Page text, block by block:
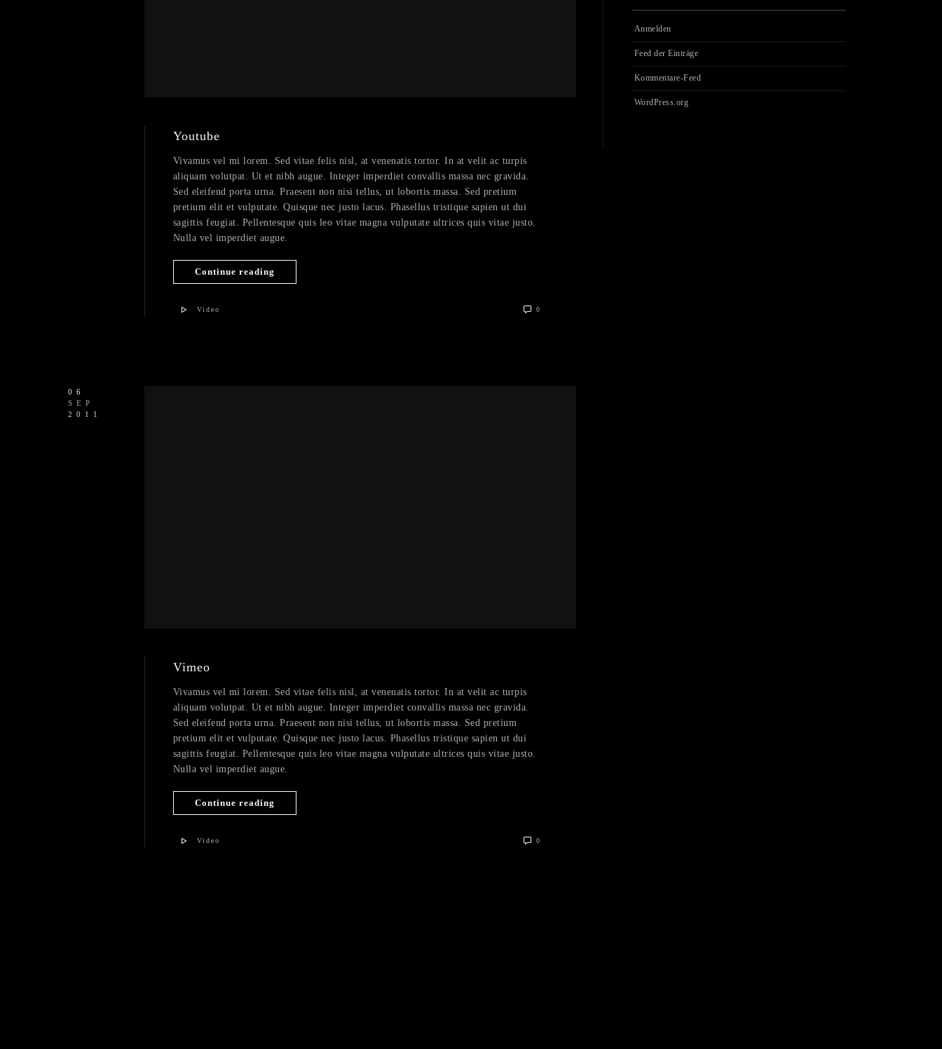
Youtube
Vivamus vel mi lorem. Sed vitae felis nisl, at venenatis tortor. In at velit ac turpis
aliquam volutpat. Ut et nibh augue. Integer imperdiet convallis massa nec gravida.
Sed eleifend porta urna. Praesent non nisi tellus, ut lobortis massa. Sed pretium
pretium elit et vulputate. Quisque nec justo lacus. Phasellus tristique sapien ut dui
sagittis feugiat. Pellentesque quis leo vitae magna vulputate ultrices quis vitae justo.
Nulla vel imperdiet augue.
Continue reading
Video 0
06
SEP
2011
Vimeo
Vivamus vel mi lorem. Sed vitae felis nisl, at venenatis tortor. In at velit ac turpis
aliquam volutpat. Ut et nibh augue. Integer imperdiet convallis massa nec gravida.
Sed eleifend porta urna. Praesent non nisi tellus, ut lobortis massa. Sed pretium
pretium elit et vulputate. Quisque nec justo lacus. Phasellus tristique sapien ut dui
sagittis feugiat. Pellentesque quis leo vitae magna vulputate ultrices quis vitae justo.
Nulla vel imperdiet augue.
Continue reading
Video 0
Anmelden
Feed der Einträge
Kommentare-Feed
WordPress.org